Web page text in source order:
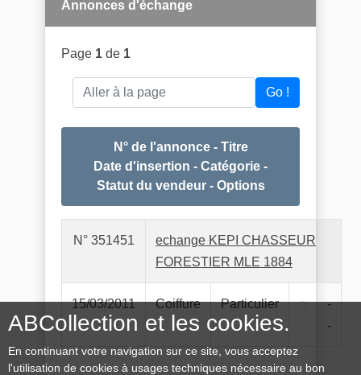
Annonces d'échange
Page 1 de 1
Aller à la page Go !
N° de l'annonce - Titre
Date d'insertion - Catégorie -
Statut du vendeur - Options
N° 351451
echange KEPI CHASSEUR
FORESTIER MLE 1884
15/03/2011 Coiffure Particulier
-
-
ABCollection et les cookies.
En continuant votre navigation sur ce site, vous acceptez
l'utilisation de cookies à usages techniques nécessaire au bon